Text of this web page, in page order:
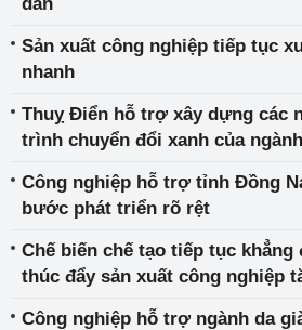
Sản xuất công nghiệp tiếp tục
nhanh
Thuỵ Điển hỗ trợ xây dựng các
trình chuyển đổi xanh của
Công nghiệp hỗ trợ tỉnh Đồng
bước phát triển rõ rệt
Chế biến chế tạo tiếp tục
thúc đẩy sản xuất công nghiệp
Công nghiệp hỗ trợ ngành da